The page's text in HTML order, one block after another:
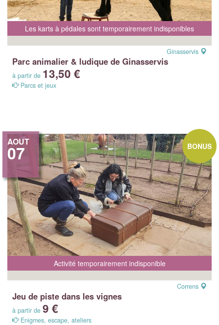
Les karts à pédales sont temporairement indisponibles
Ginasservis
Parc animalier & ludique de Ginasservis
à partir de 13,50 €
Parcs et jeux
Activité temporairement indisponible
Correns
Jeu de piste dans les vignes
à partir de 9 €
Enigmes, escape, ateliers
AOUT
07 BONUS